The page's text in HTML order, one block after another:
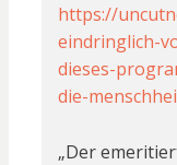
https://
eindringlich-
dieses-
die-
„Der